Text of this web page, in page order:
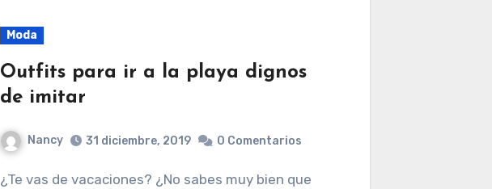
Moda
Outfits para ir a la playa dignos
de imitar
Nancy 31 diciembre, 2019 0 Comentarios
¿Te vas de vacaciones? ¿No sabes muy bien que